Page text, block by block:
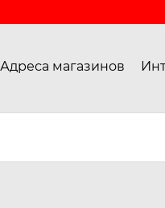
Адреса магазинов